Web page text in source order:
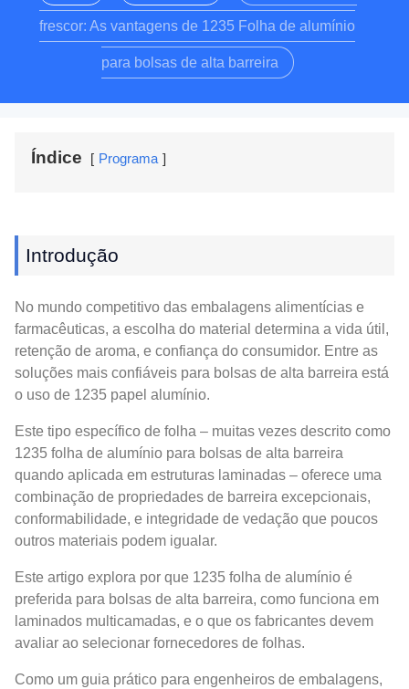
frescor: As vantagens de 1235 Folha de alumínio
para bolsas de alta barreira
Índice Programa
Introdução
No mundo competitivo das embalagens alimentícias e
farmacêuticas, a escolha do material determina a vida útil,
retenção de aroma, e confiança do consumidor. Entre as
soluções mais confiáveis ​​para bolsas de alta barreira está
o uso de 1235 papel alumínio.
Este tipo específico de folha – muitas vezes descrito como
1235 folha de alumínio para bolsas de alta barreira
quando aplicada em estruturas laminadas – oferece uma
combinação de propriedades de barreira excepcionais,
conformabilidade, e integridade de vedação que poucos
outros materiais podem igualar.
Este artigo explora por que 1235 folha de alumínio é
preferida para bolsas de alta barreira, como funciona em
laminados multicamadas, e o que os fabricantes devem
avaliar ao selecionar fornecedores de folhas.
Como um guia prático para engenheiros de embalagens,